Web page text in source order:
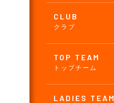
CLUB
クラブ
TOP TEAM
トップチーム
LADIES TEAM